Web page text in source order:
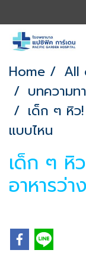
Home
All
บทความท
เด็ก ๆ หิว
แบบไหน
เด็ก ๆ หิ
อาหารว่